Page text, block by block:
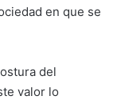
en que se
del
valor lo